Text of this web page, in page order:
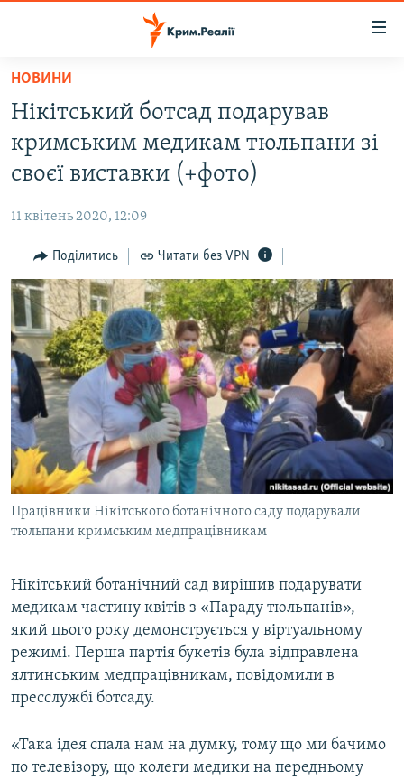
Перейти
основного
матеріалу
Перейти
до
основної
Перейти
до
пошуку
ВІДЕО ТА ФОТО
БЛОГИ
ПОГЛЯД
ІНТЕРВ'Ю
ВСЕ ЗА ДЕНЬ
СПЕЦПРОЕКТИ
ДЕПОРТАЦІЯ
ВІДЕОУРОКИ «ELIFBE»
СВІДЧЕННЯ ОКУПАЦІЇ
УКРАЇНСЬКА ПРОБЛЕМА КРИМУ
ІНФОГРАФІКА
ЯК ОБІЙТИ БЛОКУВАННЯ
Русский
Qırımtatar
ДОЛУЧАЙСЯ!
Усі сайти RFE/RL
НОВИНИ
Нікітський ботсад подарував
кримським медикам тюльпани зі
своєї виставки (+фото)
11 квітень 2020, 12:09
Поділитись Читати без VPN
Працівники Нікітського ботанічного саду подарували
тюльпани кримським медпрацівникам
Нікітський ботанічний сад вирішив подарувати
медикам частину квітів з «Параду тюльпанів»,
який цього року демонструється у віртуальному
режимі. Перша партія букетів була відправлена
ялтинським медпрацівникам, повідомили в
пресслужбі ботсаду.
«Така ідея спала нам на думку, тому що ми бачимо
по телевізору, що колеги медики на передньому